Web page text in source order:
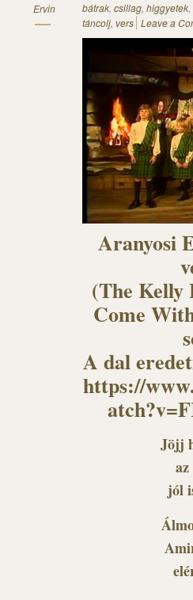
Ervin
bátrak, csillag, higgyetek,
táncolj, vers Leave a
Aranyosi
(The Kelly
Come
A dal
https://
Jöjj
jól